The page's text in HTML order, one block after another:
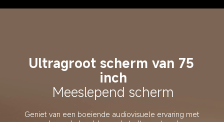
Ultragroot scherm van 75
inch
Meeslepend scherm
Geniet van een boeiende audiovisuele ervaring met